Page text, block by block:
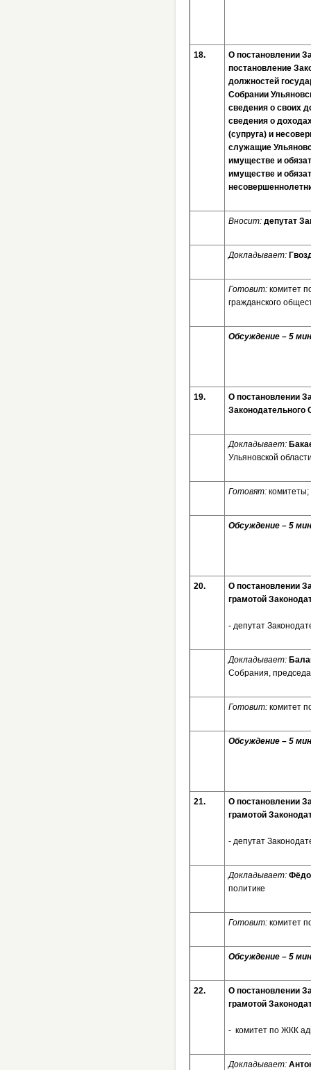
18.
О постановлении
постановление
должностей
Собрании
сведения о своих
сведения о
(супруга) и
служащие
имуществе и
имуществе и
Вносит: депутат
Докладывает:
Готовит: комитет
гражданского
Обсуждение – 5
19.
О постановлении
Законодательного
Докладывает:
Ульяновской
Готовят:
Обсуждение – 5
20.
О постановлении
грамотой
- депутат
Докладывает:
Собрания,
Готовит: комитет
Обсуждение – 5
21.
О постановлении
грамотой
- депутат
Докладывает:
политике
Готовит: комитет
Обсуждение – 5
22.
О постановлении
грамотой
- комитет по ЖКК
Докладывает: